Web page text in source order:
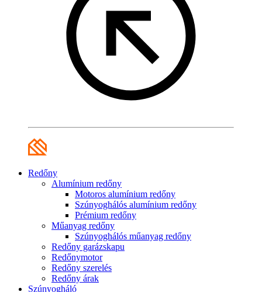
Redőny
Alumínium redőny
Motoros alumínium redőny
Szúnyoghálós alumínium redőny
Prémium redőny
Műanyag redőny
Szúnyoghálós műanyag redőny
Redőny garázskapu
Redőnymotor
Redőny szerelés
Redőny árak
Szúnyogháló